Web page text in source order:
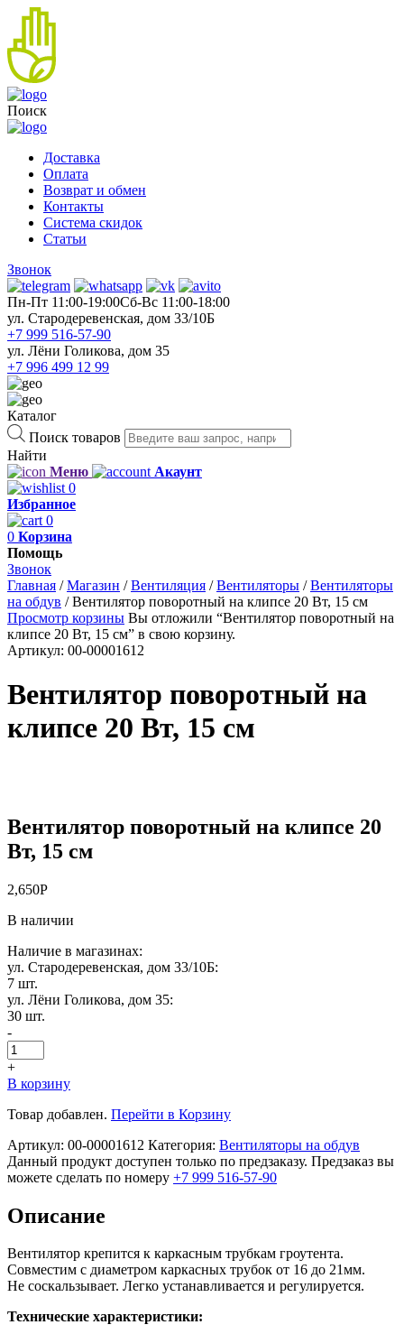
Поиск
Доставка
Оплата
Возврат и обмен
Контакты
Система скидок
Статьи
Звонок
Пн-Пт 11:00-19:00Cб-Вс 11:00-18:00
ул. Стародеревенская, дом 33/10Б
+7 999 516-57-90
ул. Лёни Голикова, дом 35
+7 996 499 12 99
Каталог
Поиск товаров
Найти
Меню
Акаунт
0
Избранное
0
0 Корзина
Помощь
Звонок
Главная /Магазин /Вентиляция /Вентиляторы /Вентиляторы
на обдув /Вентилятор поворотный на клипсе 20 Вт, 15 см
Просмотр корзины Вы отложили “Вентилятор поворотный на
клипсе 20 Вт, 15 см” в свою корзину.
Артикул: 00-00001612
Вентилятор поворотный на
клипсе 20 Вт, 15 см
Вентилятор поворотный на клипсе 20
Вт, 15 см
2,650Р
В наличии
Наличие в магазинах:
ул. Стародеревенская, дом 33/10Б:
7 шт.
ул. Лёни Голикова, дом 35:
30 шт.
-
+
В корзину
Товар добавлен. Перейти в Корзину
Артикул: 00-00001612 Категория: Вентиляторы на обдув
Данный продукт доступен только по предзаказу. Предзаказ вы
можете сделать по номеру +7 999 516-57-90
Описание
Вентилятор крепится к каркасным трубкам гроутента.
Совместим с диаметром каркасных трубок от 16 до 21мм.
Не соскальзывает. Легко устанавливается и регулируется.
Технические характеристики: